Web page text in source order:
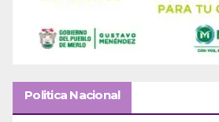
Politica Nacional